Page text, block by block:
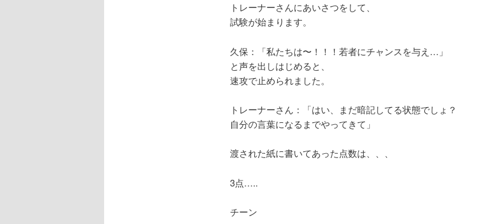
トレーナーさんにあいさつをして、
試験が始まります。
久保：「私たちは〜！！！若者にチャンスを与え…」
と声を出しはじめると、
速攻で止められました。
トレーナーさん：「はい、まだ暗記してる状態でしょ？
自分の言葉になるまでやってきて」
渡された紙に書いてあった点数は、、、
3点…..
チーン